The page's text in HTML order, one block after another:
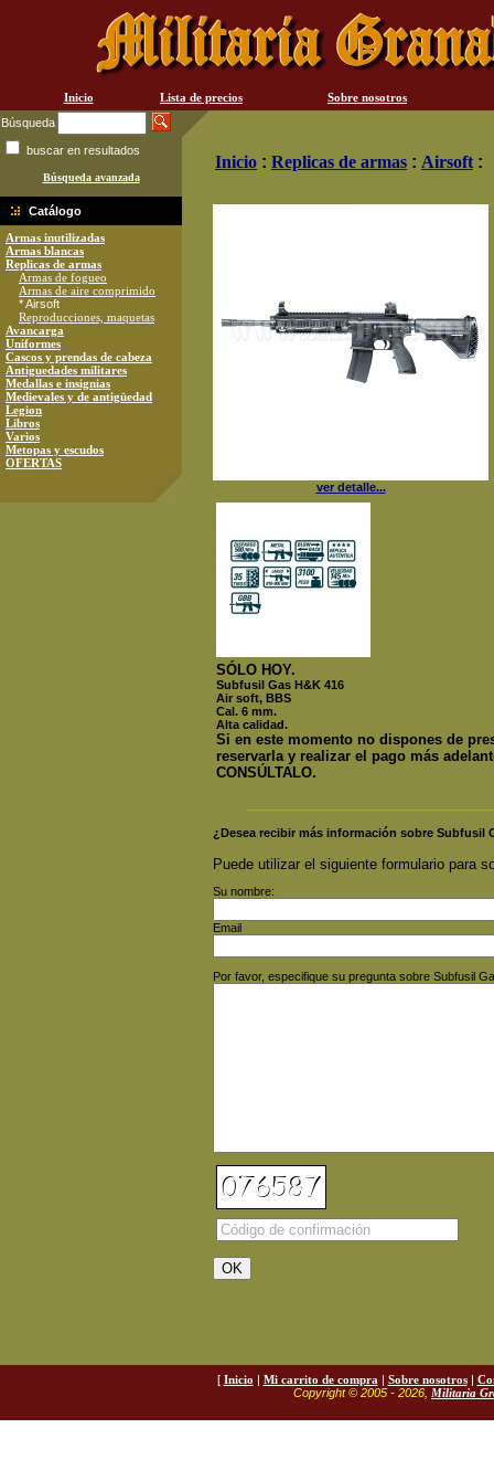
Inicio Lista de precios
Sobre nosotros
Búsqueda
buscar en resultados
Búsqueda avanzada
Catálogo
Armas inutilizadas
Armas blancas
Replicas de armas
Armas de fogueo
Armas de aire comprimido
* Airsoft
Reproducciones, maquetas
Avancarga
Uniformes
Cascos y prendas de cabeza
Antiguedades militares
Medallas e insignias
Medievales y de antigüedad
Legion
Libros
Varios
Metopas y escudos
OFERTAS
Inicio : Replicas de armas : Airsoft :
ver detalle...
SÓLO HOY.
Subfusil Gas H&K 416
Air soft, BBS
Cal. 6 mm.
Alta calidad.
Si en este momento no dispones de
reservarla y realizar el pago más
CONSÚLTALO.
¿Desea recibir más información sobre Subfusil
Puede utilizar el siguiente formulario para
Su nombre:
Email
Por favor, especifique su pregunta sobre Subfusil
[ Inicio | Mi carrito de compra | Sobre nosotros|
Copyright © 2005 - 2026, Militaria